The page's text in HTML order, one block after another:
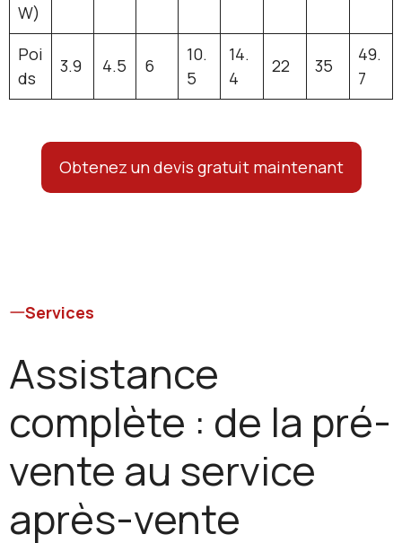
W)
Poi
ds
3.9 4.5 6
10.
5
14.
4
22 35
49.
7
Obtenez un devis gratuit maintenant
Services
Assistance
complète : de la pré-
vente au service
après-vente